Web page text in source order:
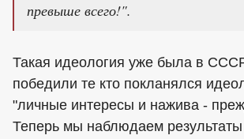
превыше всего!".
Такая идеология уже была в
победили те кто покланялся
"личные интересы и нажива -
Теперь мы наблюдаем